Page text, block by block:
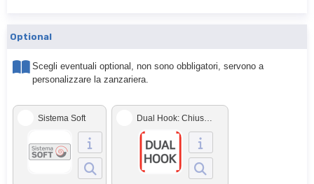
Optional
Scegli eventuali optional, non sono obbligatori, servono a
personalizzare la zanzariera.
Sistema Soft Dual Hook: Chiusura rinforzata con doppio gancio